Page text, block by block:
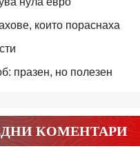
които пораснаха
празен, но полезен
КОМЕНТАРИ